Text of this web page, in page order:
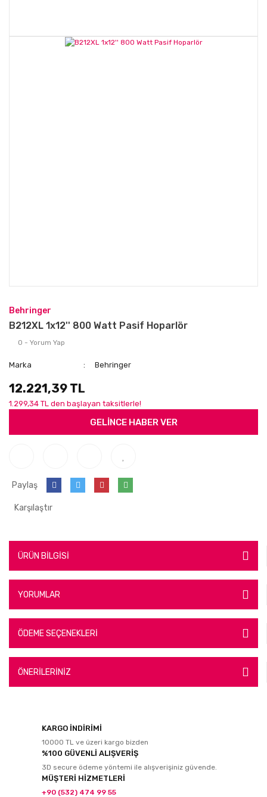
Behringer
B212XL 1x12'' 800 Watt Pasif Hoparlör
0 - Yorum Yap
Marka Behringer
12.221,39 TL
1.299,34 TL den başlayan taksitlerle!
GELİNCE HABER VER
Paylaş
Karşılaştır
ÜRÜN BİLGİSİ
YORUMLAR
ÖDEME SEÇENEKLERİ
ÖNERİLERİNİZ
KARGO İNDİRİMİ
10000 TL ve üzeri kargo bizden
%100 GÜVENLİ ALIŞVERİŞ
3D secure ödeme yöntemi ile alışverişiniz güvende.
MÜŞTERİ HİZMETLERİ
+90 (532) 474 99 55